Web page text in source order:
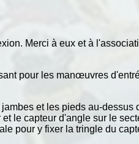
Merci à eux et à
pour les manœuvres
et les pieds au-dessus
le capteur d'angle sur le
pour y fixer la tringle du